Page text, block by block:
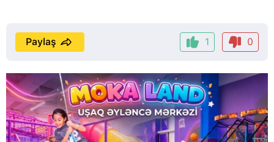
1 0
Paylaş